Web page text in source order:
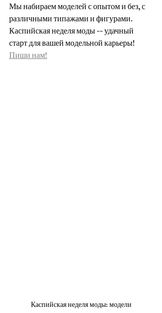
Мы набираем моделей с опытом и без, с
различными типажами и фигурами.
Каспийская неделя моды -- удачный
старт для вашей модельной карьеры!
Пиши нам!
Каспийская неделя моды: модели